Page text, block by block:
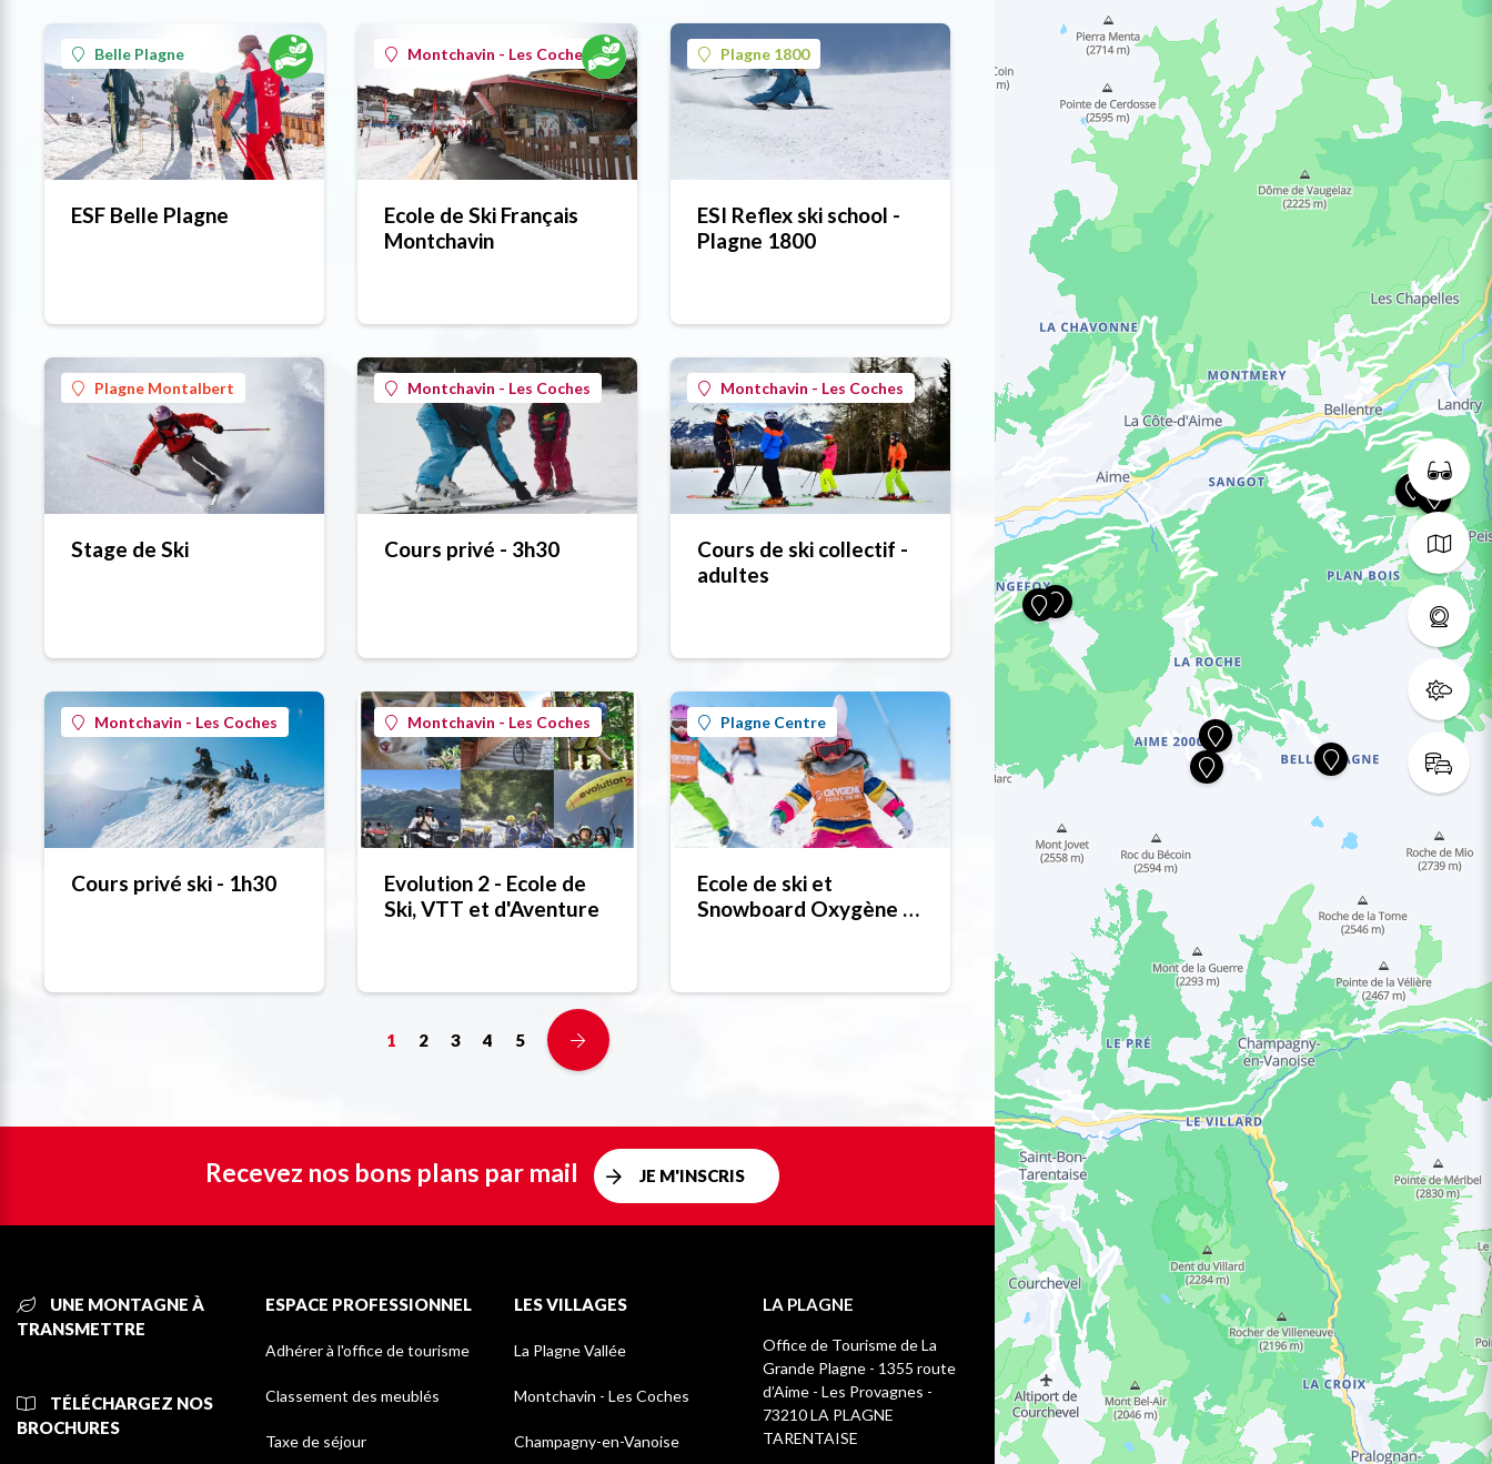
Belle Plagne
ESF Belle Plagne
Montchavin - Les Coches
Ecole de Ski Français
Montchavin
Plagne 1800
ESI Reflex ski school -
Plagne 1800
Plagne Montalbert
Stage de Ski
Montchavin - Les Coches
Cours privé - 3h30
Montchavin - Les Coches
Cours de ski collectif -
adultes
Montchavin - Les Coches
Cours privé ski - 1h30
Montchavin - Les Coches
Evolution 2 - Ecole de
Ski, VTT et d'Aventure
Plagne Centre
Ecole de ski et
Snowboard Oxygène -
1 2 3 4 5
Recevez nos bons plans par mail JE M'INSCRIS
UNE MONTAGNE À
TRANSMETTRE
TÉLÉCHARGEZ NOS
BROCHURES
ESPACE PROFESSIONNEL
Adhérer à l'office de tourisme
Classement des meublés
Taxe de séjour
LES VILLAGES
La Plagne Vallée
Montchavin - Les Coches
Champagny-en-Vanoise
LA PLAGNE
Office de Tourisme de La
Grande Plagne - 1355 route
d’Aime - Les Provagnes -
73210 LA PLAGNE
TARENTAISE